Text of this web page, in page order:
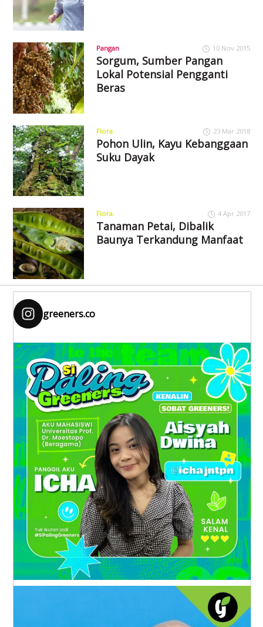
Pangan 10 Nov 2015
Sorgum, Sumber Pangan
Lokal Potensial Pengganti
Beras
Flora 23 Mar 2018
Pohon Ulin, Kayu Kebanggaan
Suku Dayak
Flora 4 Apr 2017
Tanaman Petai, Dibalik
Baunya Terkandung Manfaat
greeners.co